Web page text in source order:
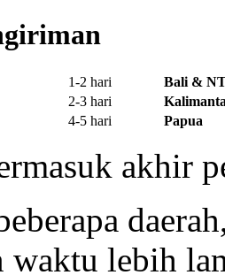
1-2 hari
Bali &
2-3 hari
4-5 hari Papua
akhir
waktu lebih